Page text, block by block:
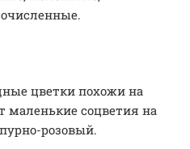
цветки похожи на
маленькие соцветия на
розовый.